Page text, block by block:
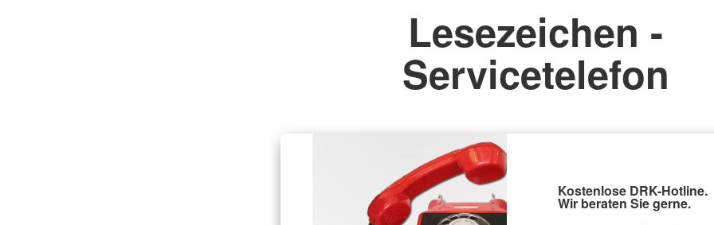
Lesezeichen -
Servicetelefon
Kostenlose DRK-Hotline.
Wir beraten Sie gerne.